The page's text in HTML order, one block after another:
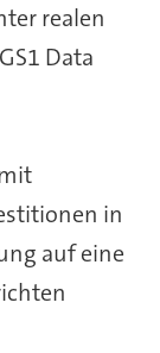
realen
Data
in
auf eine